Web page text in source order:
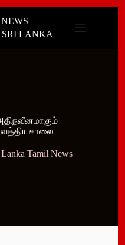
SRI LANKA
Tamil News